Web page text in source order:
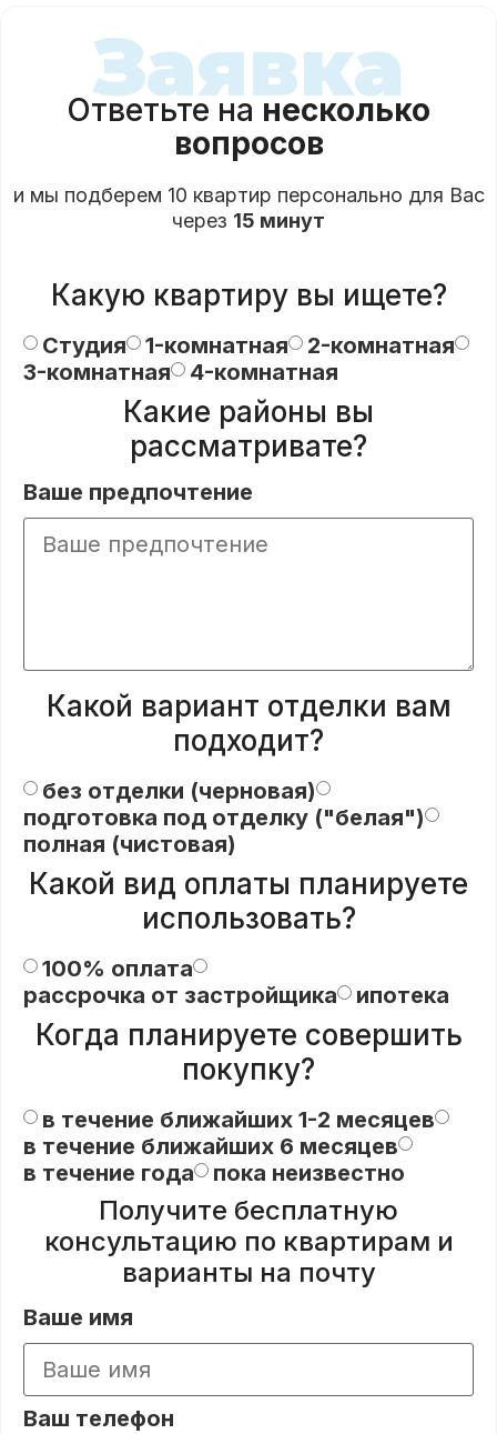
Заявка
Ответьте на несколько
вопросов
и мы подберем 10 квартир персонально для Вас
через 15 минут
Какую квартиру вы ищете?
Студия 1-комнатная
2-комнатная
3-комнатная
4-комнатная
Какие районы вы
рассматривате?
Ваше предпочтение
Какой вариант отделки вам
подходит?
без отделки (черновая)
подготовка под отделку ("белая")
полная (чистовая)
Какой вид оплаты планируете
использовать?
100% оплата
рассрочка от застройщика
ипотека
Когда планируете совершить
покупку?
в течение ближайших 1-2 месяцев
в течение ближайших 6 месяцев
в течение года
пока неизвестно
Получите бесплатную
консультацию по квартирам и
варианты на почту
Ваше имя
Ваш телефон